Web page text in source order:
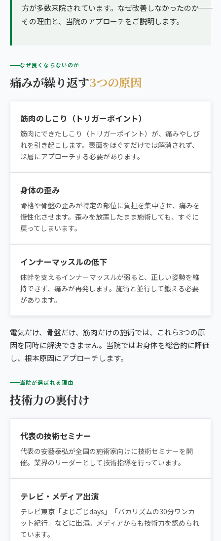
方が多数来院されています。なぜ改善しなかったのか――
その理由と、当院のアプローチをご説明します。
なぜ良くならないのか
痛みが繰り返す3つの原因
筋肉のしこり（トリガーポイント）
筋肉にできたしこり（トリガーポイント）が、痛みやしび
れを引き起こします。表面をほぐすだけでは解消されず、
深層にアプローチする必要があります。
身体の歪み
骨格や骨盤の歪みが特定の部位に負担を集中させ、痛みを
慢性化させます。歪みを放置したまま施術しても、すぐに
戻ってしまいます。
インナーマッスルの低下
体幹を支えるインナーマッスルが弱ると、正しい姿勢を維
持できず、痛みが再発します。施術と並行して鍛える必要
があります。
電気だけ、骨盤だけ、筋肉だけの施術では、これら3つの原
因を同時に解決できません。当院ではお身体を総合的に評価
し、根本原因にアプローチします。
当院が選ばれる理由
技術力の裏付け
代表の技術セミナー
代表の安藝泰弘が全国の施術家向けに技術セミナーを開
催。業界のリーダーとして技術指導を行っています。
テレビ・メディア出演
テレビ東京「よじごじdays」「バカリズムの30分ワンカ
ット紀行」などに出演。メディアからも技術力を認められ
ています。